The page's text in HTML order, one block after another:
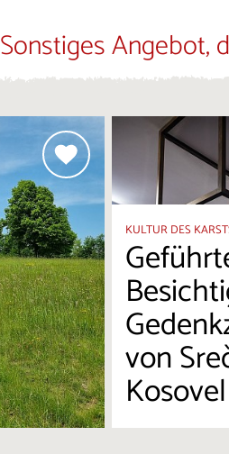
Sonstiges Angebot,
KULTUR DES
von
Kosovel